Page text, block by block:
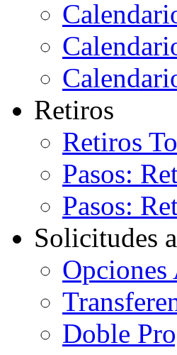
Retiros
Retiros
Pasos:
Pasos:
Solicitudes
Opciones
Doble